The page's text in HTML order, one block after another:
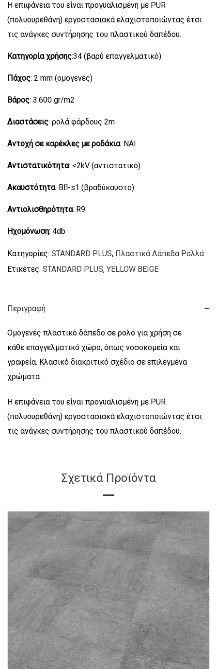
Η επιφάνεια του είναι προγυαλισμένη με PUR
(πολυουρεθάνη) εργοστασιακά ελαχιστοποιώντας έτσι
τις ανάγκες συντήρησης του πλαστικού δαπέδου.
Κατηγορία χρήσης:34 (βαρύ επαγγελματικό)
Πάχος: 2 mm (ομογενές)
Βάρος: 3.600 gr/m2
Διαστάσεις: ρολά φάρδους 2m
Αντοχή σε καρέκλες με ροδάκια: ΝΑΙ
Αντιστατικότητα: <2kV (αντιστατικό)
Ακαυστότητα: Bfl-s1 (βραδύκαυστο)
Αντιολισθηρότητα: R9
Ηχομόνωση: 4db
Κατηγορίες: STANDARD PLUS, Πλαστικά Δάπεδα Ρολλά
Ετικέτες: STANDARD PLUS, YELLOW BEIGE
Περιγραφή
Ομογενές πλαστικό δάπεδο σε ρολό για χρήση σε
κάθε επαγγελματικό χώρο, όπως νοσοκομεία και
γραφεία. Κλασικό διακριτικό σχέδιο σε επιλεγμένα
χρώματα.
Η επιφάνεια του είναι προγυαλισμένη με PUR
(πολυουρεθάνη) εργοστασιακά ελαχιστοποιώντας έτσι
τις ανάγκες συντήρησης του πλαστικού δαπέδου.
Σχετικά Προϊόντα